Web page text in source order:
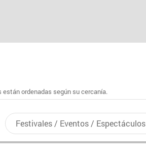
ordenadas según su cercanía.
Festivales / Eventos / Espectáculos